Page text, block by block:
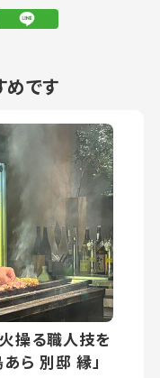
めです
操る職人技を
ら 別邸 縁」